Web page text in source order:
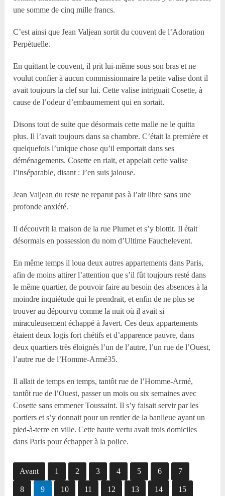
une somme de cinq mille francs.
C’est ainsi que Jean Valjean sortit du couvent de l’Adoration
Perpétuelle.
En quittant le couvent, il prit lui-même sous son bras et ne
voulut confier à aucun commissionnaire la petite valise dont il
avait toujours la clef sur lui. Cette valise intriguait Cosette, à
cause de l’odeur d’embaumement qui en sortait.
Disons tout de suite que désormais cette malle ne le quitta
plus. Il l’avait toujours dans sa chambre. C’était la première et
quelquefois l’unique chose qu’il emportait dans ses
déménagements. Cosette en riait, et appelait cette valise
l’inséparable, disant : J’en suis jalouse.
Jean Valjean du reste ne reparut pas à l’air libre sans une
profonde anxiété.
Il découvrit la maison de la rue Plumet et s’y blottit. Il était
désormais en possession du nom d’Ultime Fauchelevent.
En même temps il loua deux autres appartements dans Paris,
afin de moins attirer l’attention que s’il fût toujours resté dans
le même quartier, de pouvoir faire au besoin des absences à la
moindre inquiétude qui le prendrait, et enfin de ne plus se
trouver au dépourvu comme la nuit où il avait si
miraculeusement échappé à Javert. Ces deux appartements
étaient deux logis fort chétifs et d’apparence pauvre, dans
deux quartiers très éloignés l’un de l’autre, l’un rue de l’Ouest,
l’autre rue de l’Homme-Armé35.
Il allait de temps en temps, tantôt rue de l’Homme-Armé,
tantôt rue de l’Ouest, passer un mois ou six semaines avec
Cosette sans emmener Toussaint. Il s’y faisait servir par les
portiers et s’y donnait pour un rentier de la banlieue ayant un
pied-à-terre en ville. Cette haute vertu avait trois domiciles
dans Paris pour échapper à la police.
Avant 1 2 3 4 5 6 7
8 9 10 11 12 13 14 15